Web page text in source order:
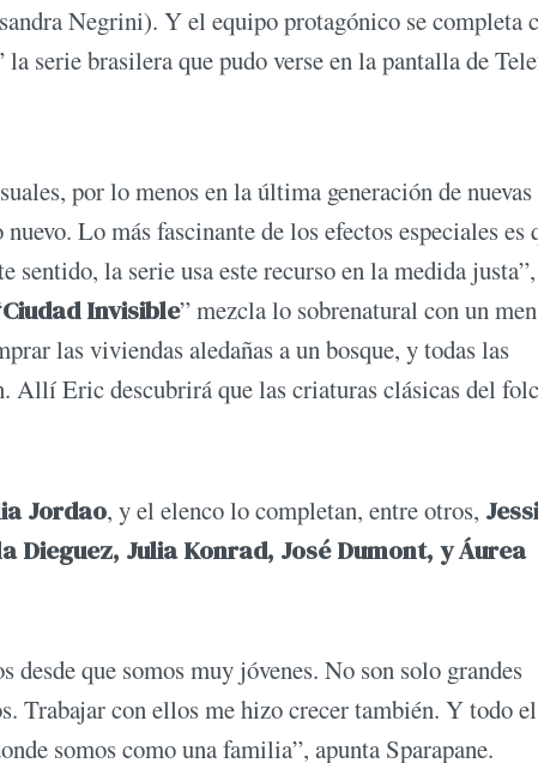
Negrini). Y el equipo protagónico se completa
la serie brasilera que pudo verse en la pantalla de
por lo menos en la última generación de nuevas
Lo más fascinante de los efectos especiales es
sentido, la serie usa este recurso en la medida
Ciudad Invisible” mezcla lo sobrenatural con un
las viviendas aledañas a un bosque, y todas las
Allí Eric descubrirá que las criaturas clásicas del
Jordao, y el elenco lo completan, entre otros,
Dieguez, Julia Konrad, José Dumont, y Áurea
desde que somos muy jóvenes. No son solo grandes
Trabajar con ellos me hizo crecer también. Y todo el
somos como una familia”, apunta Sparapane.